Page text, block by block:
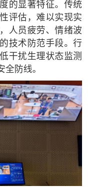
的显著特征。传统
评估，难以实现实
人员疲劳、情绪波
技术防范手段。行
干扰生理状态监测
防线。